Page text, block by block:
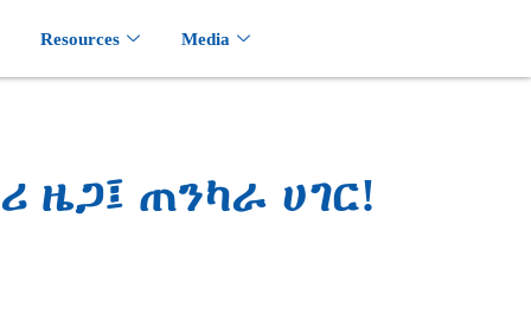
Resources Media
ጠንካራ ሀገር!